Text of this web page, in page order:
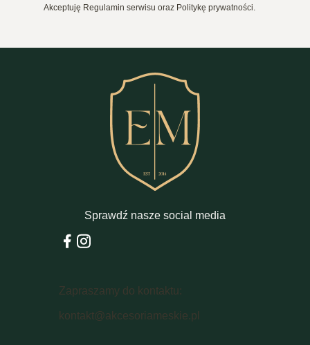
Akceptuję Regulamin serwisu oraz Politykę prywatności.
Sprawdź nasze social media
Zapraszamy do kontaktu:
kontakt@akcesoriameskie.pl